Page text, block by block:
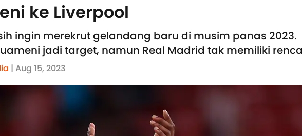
ke Liverpool
ingin merekrut gelandang baru di musim panas 2023.
jadi target, namun Real Madrid tak memiliki
| Aug 15, 2023